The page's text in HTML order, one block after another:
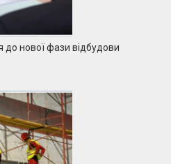
до нової фази відбудови